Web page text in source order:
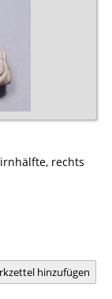
rechts
hinzufügen